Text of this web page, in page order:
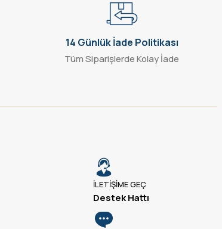
14 Günlük İade Politikası
Tüm Siparişlerde Kolay İade
İLETİŞİME GEÇ
Destek Hattı